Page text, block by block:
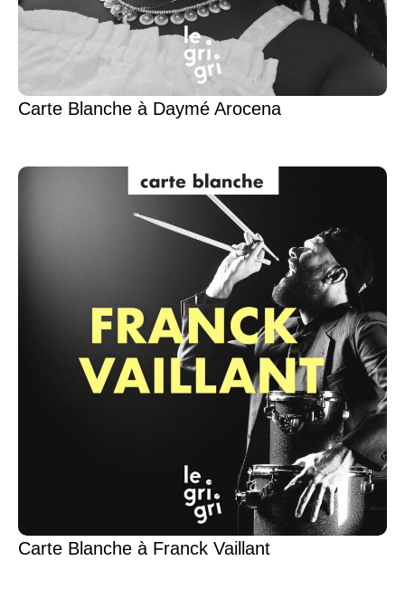
Carte Blanche à Daymé Arocena
Carte Blanche à Franck Vaillant